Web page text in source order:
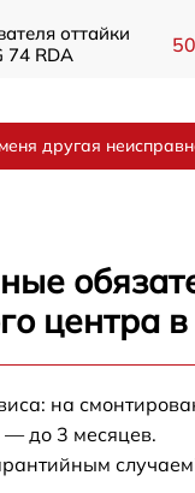
оттайки
74 RDA
другая
центра
на
до 3 месяцев.